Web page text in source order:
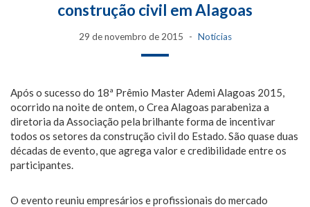
construção civil em Alagoas
29 de novembro de 2015 Notícias
Após o sucesso do 18ª Prêmio Master Ademi Alagoas 2015,
ocorrido na noite de ontem, o Crea ‪‎Alagoas parabeniza a
diretoria da Associação pela brilhante forma de incentivar
todos os setores da construção civil do Estado. São quase duas
décadas de evento, que agrega valor e credibilidade entre os
participantes.
O evento reuniu empresários e profissionais do mercado